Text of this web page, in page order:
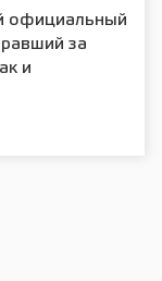
официальный
за
и